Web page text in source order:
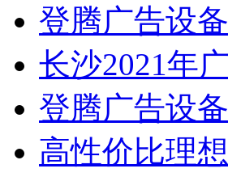
登腾广告设
长沙2021年
登腾广告设
高性价比理